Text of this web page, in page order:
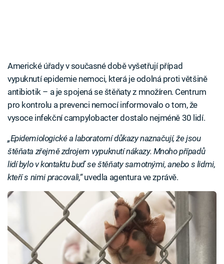
Americké úřady v současné době vyšetřují případ
vypuknutí epidemie nemoci, která je odolná proti většině
antibiotik – a je spojená se štěňaty z množíren. Centrum
pro kontrolu a prevenci nemocí informovalo o tom, že
vysoce infekční campylobacter dostalo nejméně 30 lidí.
„Epidemiologické a laboratorní důkazy naznačují, že jsou
štěňata zřejmě zdrojem vypuknutí nákazy. Mnoho případů
lidí bylo v kontaktu buď se štěňaty samotnými, anebo s lidmi,
kteří s nimi pracovali,“uvedla agentura ve zprávě.